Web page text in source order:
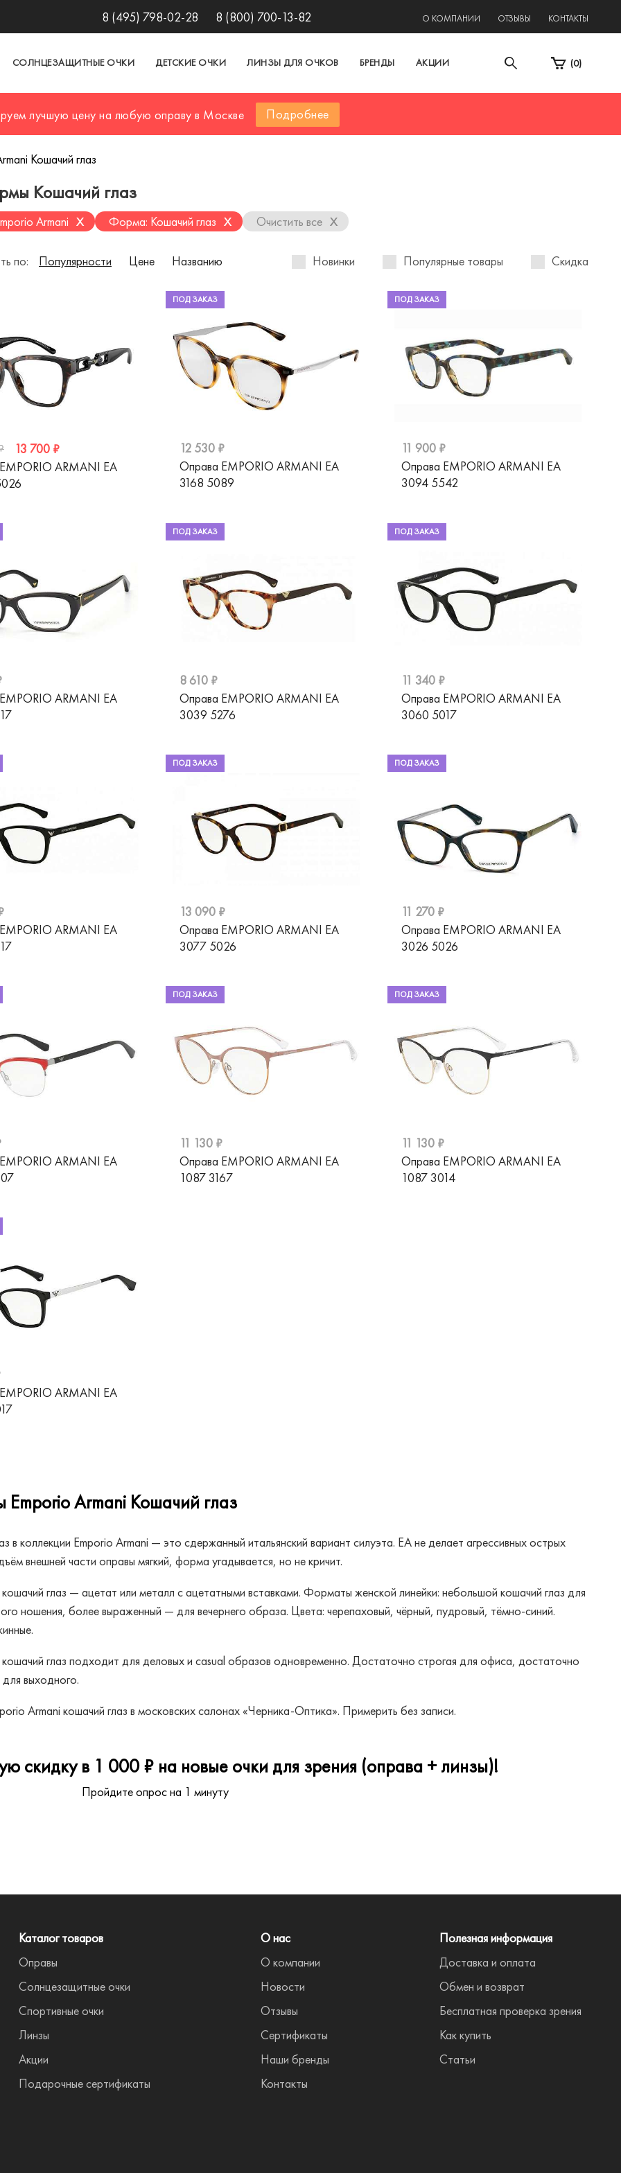
8 (495) 798-02-28 8 (800) 700-13-82 О КОМПАНИИ ОТЗЫВЫ КОНТАКТЫ
СОЛНЦЕЗАЩИТНЫЕ ОЧКИ ДЕТСКИЕ ОЧКИ ЛИНЗЫ ДЛЯ ОЧКОВ БРЕНДЫ АКЦИИ (0)
лучшую цену на любую оправу в Москве Подробнее
Кошачий глаз
Кошачий глаз
Armani x Форма: Кошачий глаз x Очистить все x
по: Популярности Цене Названию Новинки Популярные товары Скидка
13 700 ₽
ARMANI EA
ПОД ЗАКАЗ
12 530 ₽
Оправа EMPORIO ARMANI EA
3168 5089
ПОД ЗАКАЗ
11 900 ₽
Оправа EMPORIO ARMANI EA
3094 5542
ARMANI EA
ПОД ЗАКАЗ
8 610 ₽
Оправа EMPORIO ARMANI EA
3039 5276
ПОД ЗАКАЗ
11 340 ₽
Оправа EMPORIO ARMANI EA
3060 5017
ARMANI EA
ПОД ЗАКАЗ
13 090 ₽
Оправа EMPORIO ARMANI EA
3077 5026
ПОД ЗАКАЗ
11 270 ₽
Оправа EMPORIO ARMANI EA
3026 5026
ARMANI EA
ПОД ЗАКАЗ
11 130 ₽
Оправа EMPORIO ARMANI EA
1087 3167
ПОД ЗАКАЗ
11 130 ₽
Оправа EMPORIO ARMANI EA
1087 3014
ARMANI EA
Armani Кошачий глаз
в коллекции Emporio Armani — это сдержанный итальянский вариант силуэта. EA не делает агрессивных острых
внешней части оправы мягкий, форма угадывается, но не кричит.
глаз — ацетат или металл с ацетатными вставками. Форматы женской линейки: небольшой кошачий глаз для
ношения, более выраженный — для вечернего образа. Цвета: черепаховый, чёрный, пудровый, тёмно-синий.
глаз подходит для деловых и casual образов одновременно. Достаточно строгая для офиса, достаточно
выходного.
Armani кошачий глаз в московских салонах «Черника-Оптика». Примерить без записи.
скидку в 1 000 ₽ на новые очки для зрения (оправа + линзы)!
Пройдите опрос на 1 минуту
Каталог товаров
Оправы
Солнцезащитные очки
Спортивные очки
Линзы
Акции
Подарочные сертификаты
О нас
О компании
Новости
Отзывы
Сертификаты
Наши бренды
Контакты
Полезная информация
Доставка и оплата
Обмен и возврат
Бесплатная проверка зрения
Как купить
Статьи